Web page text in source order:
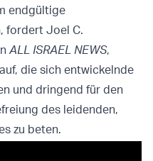
endgültige
fordert Joel C.
ALL ISRAEL NEWS,
die sich entwickelnde
und dringend für den
des leidenden,
zu beten.